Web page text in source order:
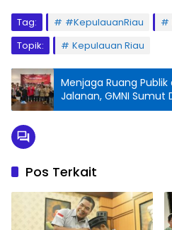
Tag: #KepulauanRiau
Topik:
Kepulauan Riau
Menjaga Ruang
Jalanan, GMNI Sumut
Semua Pihak
Pos Terkait